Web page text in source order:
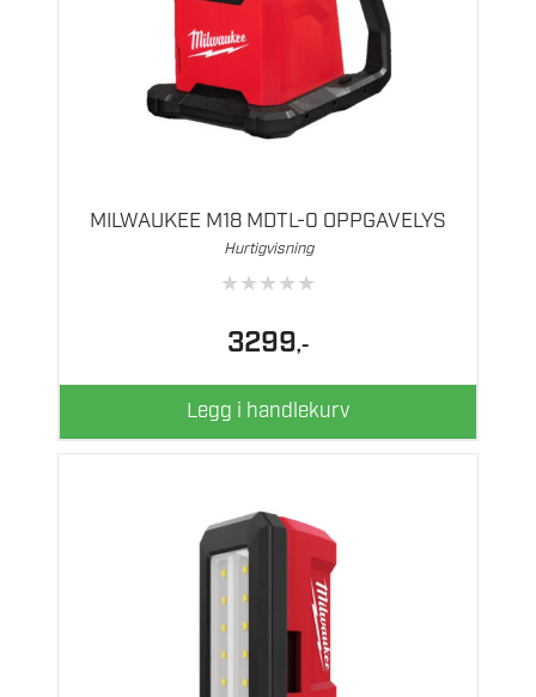
MILWAUKEE M18 MDTL-0 OPPGAVELYS
Hurtigvisning
★★★★★
3299,-
Legg i handlekurv